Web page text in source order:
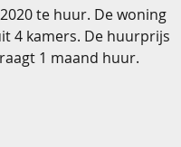
te huur. De woning
4 kamers. De huurprijs
1 maand huur.